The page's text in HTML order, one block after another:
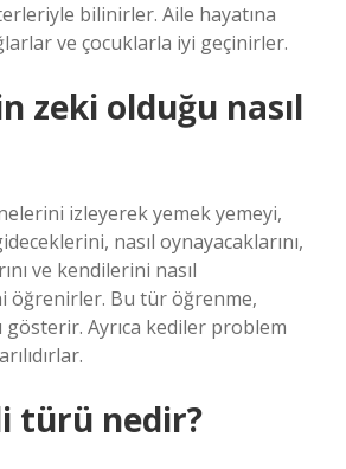
bilinirler. Aile hayatına
ve çocuklarla iyi geçinirler.
zeki olduğu nasıl
izleyerek yemek yemeyi,
nasıl oynayacaklarını,
ve kendilerini nasıl
öğrenirler. Bu tür öğrenme,
gösterir. Ayrıca kediler problem
türü nedir?